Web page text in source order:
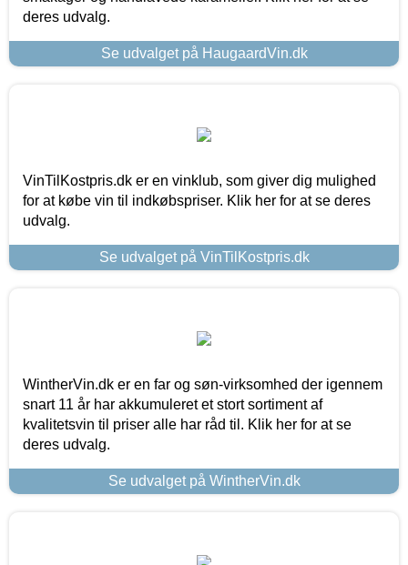
deres udvalg.
Se udvalget på HaugaardVin.dk
VinTilKostpris.dk er en vinklub, som giver dig mulighed
for at købe vin til indkøbspriser. Klik her for at se deres
udvalg.
Se udvalget på VinTilKostpris.dk
WintherVin.dk er en far og søn-virksomhed der igennem
snart 11 år har akkumuleret et stort sortiment af
kvalitetsvin til priser alle har råd til. Klik her for at se
deres udvalg.
Se udvalget på WintherVin.dk